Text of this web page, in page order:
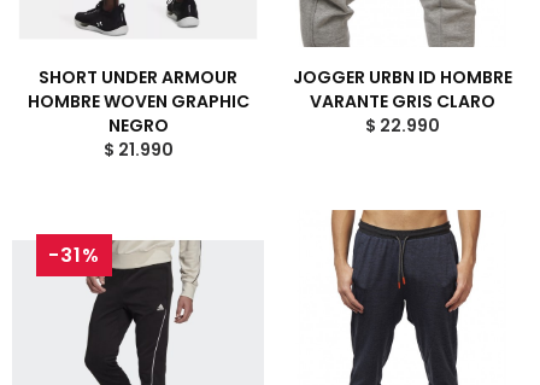
SHORT UNDER ARMOUR
HOMBRE WOVEN GRAPHIC
NEGRO
$ 21.990
JOGGER URBN ID HOMBRE
VARANTE GRIS CLARO
$ 22.990
-31%